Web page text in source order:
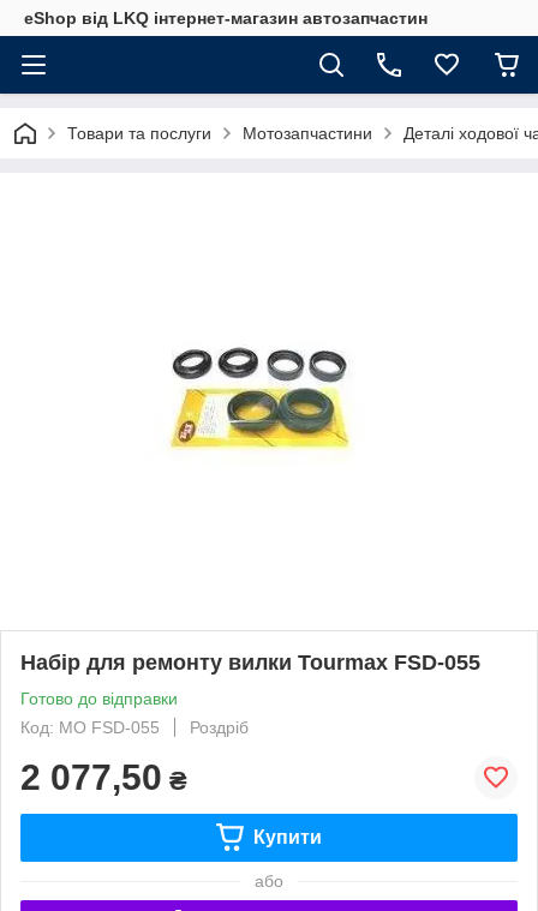
eShop від LKQ інтернет-магазин автозапчастин
Товари та послуги Мотозапчастини Деталі ходової
Набір для ремонту вилки Tourmax FSD-055
Готово до відправки
Код: MO FSD-055
Роздріб
2 077,50 ₴
Купити
або